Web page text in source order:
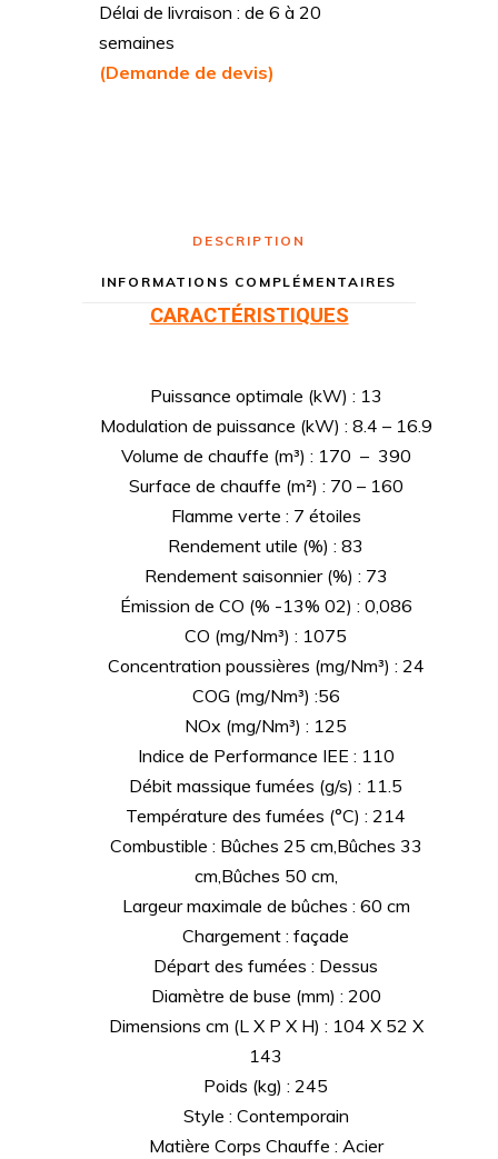
Délai de livraison : de 6 à 20
semaines
(Demande de devis)
DESCRIPTION
INFORMATIONS COMPLÉMENTAIRES
CARACTÉRISTIQUES
Puissance optimale (kW) : 13
Modulation de puissance (kW) : 8.4 – 16.9
Volume de chauffe (m³) : 170 – 390
Surface de chauffe (m²) : 70 – 160
Flamme verte : 7 étoiles
Rendement utile (%) : 83
Rendement saisonnier (%) : 73
Émission de CO (% -13% 02) : 0,086
CO (mg/Nm³) : 1075
Concentration poussières (mg/Nm³) : 24
COG (mg/Nm³) :56
NOx (mg/Nm³) : 125
Indice de Performance IEE : 110
Débit massique fumées (g/s) : 11.5
Température des fumées (°C) : 214
Combustible : Bûches 25 cm,Bûches 33
cm,Bûches 50 cm,
Largeur maximale de bûches : 60 cm
Chargement : façade
Départ des fumées : Dessus
Diamètre de buse (mm) : 200
Dimensions cm (L X P X H) : 104 X 52 X
143
Poids (kg) : 245
Style : Contemporain
Matière Corps Chauffe : Acier